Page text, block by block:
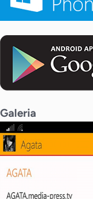
Galeria